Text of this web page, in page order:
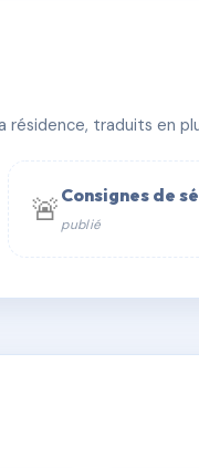
traduits en
🚨 Consignes de
publié